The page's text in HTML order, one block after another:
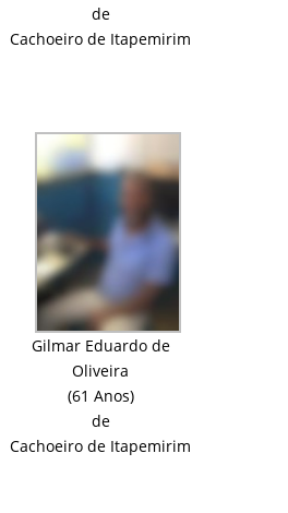
de
Cachoeiro de Itapemirim
Gilmar Eduardo de
Oliveira
(61 Anos)
de
Cachoeiro de Itapemirim